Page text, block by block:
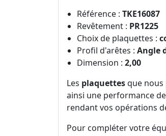
Référence : TKE16087
Revêtement : PR1225
Choix de plaquettes :
Profil d'arêtes : Angle
Dimension : 2,00
Les plaquettesque
ainsi une performance de
rendant vos opérations
Pour compléter votre